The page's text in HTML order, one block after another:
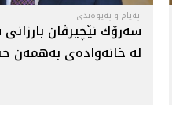
پەیام و پەیوەندی
سه‌رۆك نێچيرڤان
له‌ خانه‌واده‌ى به‌همه‌ن